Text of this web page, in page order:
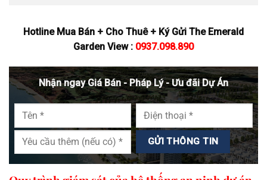
Hotline Mua Bán + Cho Thuê + Ký Gửi The Emerald
Garden View : 0937.098.890
Nhận ngay Giá Bán - Pháp Lý - Ưu đãi Dự Án